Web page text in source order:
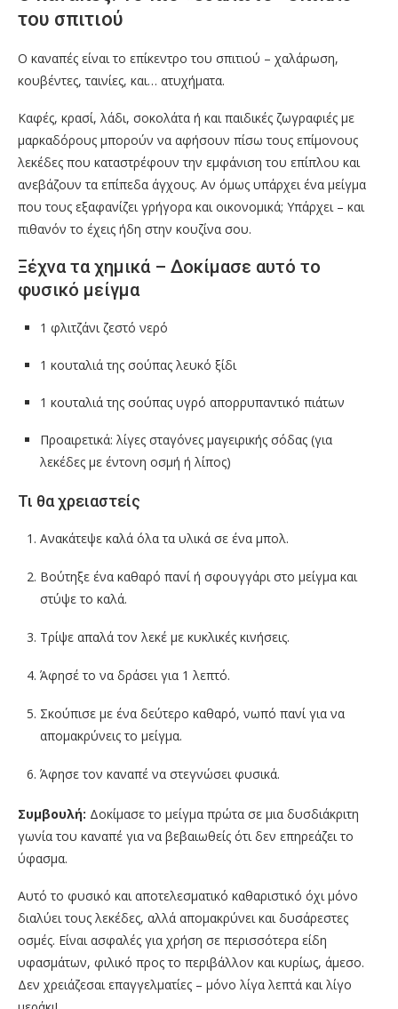
του σπιτιού
Ο καναπές είναι το επίκεντρο του σπιτιού – χαλάρωση,
κουβέντες, ταινίες, και… ατυχήματα.
Καφές, κρασί, λάδι, σοκολάτα ή και παιδικές ζωγραφιές με
μαρκαδόρους μπορούν να αφήσουν πίσω τους επίμονους
λεκέδες που καταστρέφουν την εμφάνιση του επίπλου και
ανεβάζουν τα επίπεδα άγχους. Αν όμως υπάρχει ένα μείγμα
που τους εξαφανίζει γρήγορα και οικονομικά; Υπάρχει – και
πιθανόν το έχεις ήδη στην κουζίνα σου.
Ξέχνα τα χημικά – Δοκίμασε αυτό το
φυσικό μείγμα
1 φλιτζάνι ζεστό νερό
1 κουταλιά της σούπας λευκό ξίδι
1 κουταλιά της σούπας υγρό απορρυπαντικό πιάτων
Προαιρετικά: λίγες σταγόνες μαγειρικής σόδας (για
λεκέδες με έντονη οσμή ή λίπος)
Τι θα χρειαστείς
Ανακάτεψε καλά όλα τα υλικά σε ένα μπολ.
Βούτηξε ένα καθαρό πανί ή σφουγγάρι στο μείγμα και
στύψε το καλά.
Τρίψε απαλά τον λεκέ με κυκλικές κινήσεις.
Άφησέ το να δράσει για 1 λεπτό.
Σκούπισε με ένα δεύτερο καθαρό, νωπό πανί για να
απομακρύνεις το μείγμα.
Άφησε τον καναπέ να στεγνώσει φυσικά.
Συμβουλή: Δοκίμασε το μείγμα πρώτα σε μια δυσδιάκριτη
γωνία του καναπέ για να βεβαιωθείς ότι δεν επηρεάζει το
ύφασμα.
Αυτό το φυσικό και αποτελεσματικό καθαριστικό όχι μόνο
διαλύει τους λεκέδες, αλλά απομακρύνει και δυσάρεστες
οσμές. Είναι ασφαλές για χρήση σε περισσότερα είδη
υφασμάτων, φιλικό προς το περιβάλλον και κυρίως, άμεσο.
Δεν χρειάζεσαι επαγγελματίες – μόνο λίγα λεπτά και λίγο